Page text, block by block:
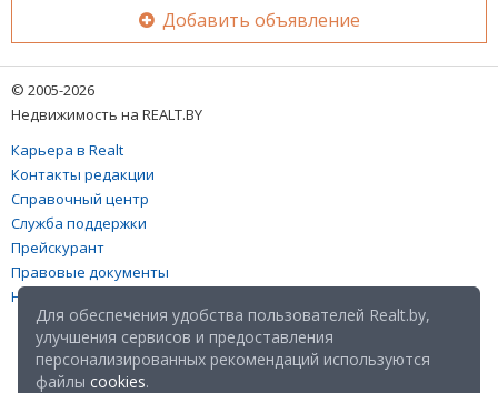
Добавить объявление
© 2005-2026
Недвижимость на REALT.BY
Карьера в Realt
Контакты редакции
Справочный центр
Служба поддержки
Прейскурант
Правовые документы
Настройка файлов cookies
Для обеспечения удобства пользователей Realt.by,
улучшения сервисов и предоставления
персонализированных рекомендаций используются
файлы cookies.